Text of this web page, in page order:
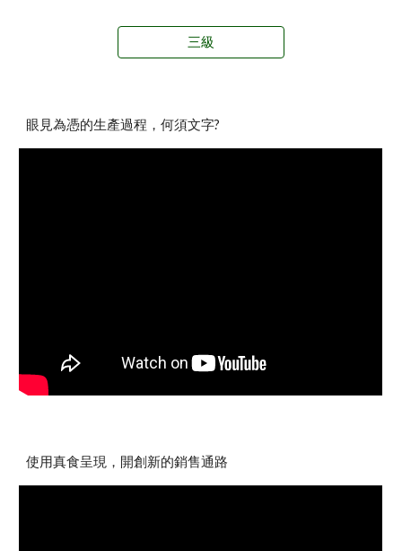
三級
眼見為憑的生產過程，何須文字?
使用真食呈現，開創新的銷售通路